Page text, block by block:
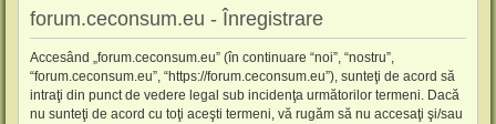
forum.ceconsum.eu - Înregistrare
Accesând „forum.ceconsum.eu” (în continuare “noi”, “nostru”,
“forum.ceconsum.eu”, “https://forum.ceconsum.eu”), sunteţi de acord să
intraţi din punct de vedere legal sub incidenţa următorilor termeni. Dacă
nu sunteţi de acord cu toţi aceşti termeni, vă rugăm să nu accesaţi şi/sau